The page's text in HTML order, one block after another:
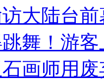
大陆台
舞！游客
画师用